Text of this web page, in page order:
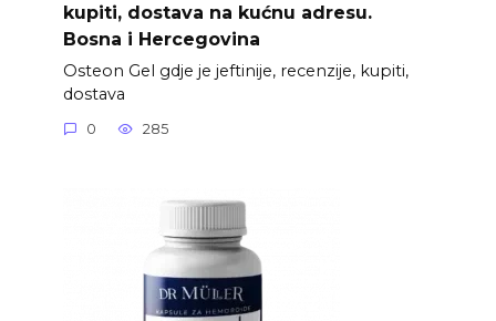
kupiti, dostava na kućnu adresu.
Bosna i Hercegovina
Osteon Gel gdje je jeftinije, recenzije, kupiti,
dostava
0 285